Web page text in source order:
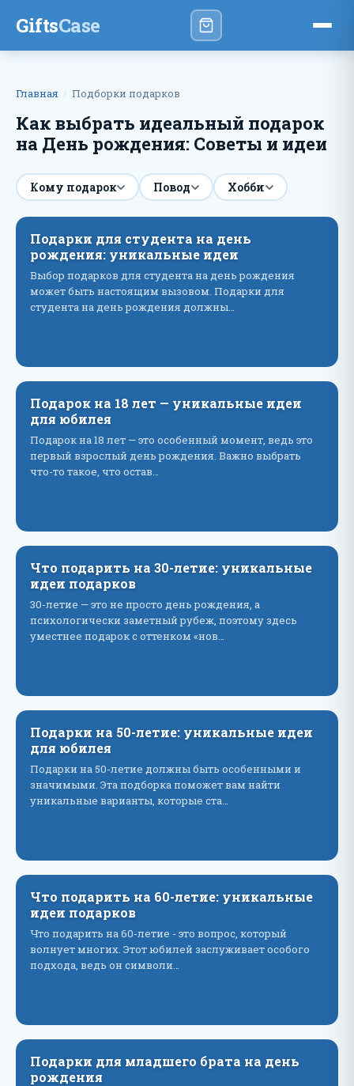
GiftsCase
Главная Подборки подарков
Как выбрать идеальный подарок
на День рождения: Советы и идеи
Кому подарок Повод Хобби
Подарки для студента на день
рождения: уникальные идеи
Выбор подарков для студента на день рождения
может быть настоящим вызовом. Подарки для
студента на день рождения должны…
Подарок на 18 лет — уникальные идеи
для юбилея
Подарок на 18 лет — это особенный момент, ведь это
первый взрослый день рождения. Важно выбрать
что-то такое, что остав…
Что подарить на 30-летие: уникальные
идеи подарков
30-летие — это не просто день рождения, а
психологически заметный рубеж, поэтому здесь
уместнее подарок с оттенком «нов…
Подарки на 50-летие: уникальные идеи
для юбилея
Подарки на 50-летие должны быть особенными и
значимыми. Эта подборка поможет вам найти
уникальные варианты, которые ста…
Что подарить на 60-летие: уникальные
идеи подарков
Что подарить на 60-летие - это вопрос, который
волнует многих. Этот юбилей заслуживает особого
подхода, ведь он символи…
Подарки для младшего брата на день
рождения